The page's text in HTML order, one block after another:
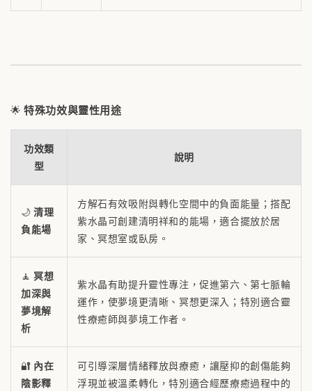
🌟特殊功效與靈性用途
功效類
型
說明
🌙清理
負能場
方解石有效吸附與轉化空間中的負面能量；搭配
紫水晶可創建清明祥和的能場，適合擺放於居
家、冥想室或臥房。
🧘 冥想
加深與
夢境解
析
紫水晶有助提升靈性專注，促進第六、第七脈輪
運作，使夢境更清晰、冥想更深入；特別適合靈
性療癒師與夢境工作者。
🔐 內在
陰影釋
可引導深層情緒釋放與療癒，讓壓抑的創傷能夠
浮現並被溫柔轉化，特別適合經歷療癒過程中的